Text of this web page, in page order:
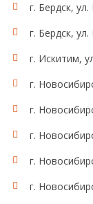
г. Бердск,
г. Бердск,
г. Искитим,
г.
г.
г.
г.
г.